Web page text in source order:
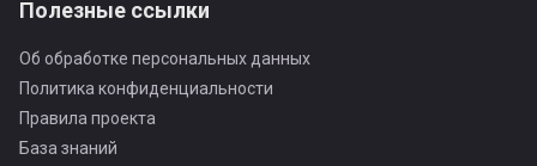
Полезные ссылки
Об обработке персональных данных
Политика конфиденциальности
Правила проекта
База знаний